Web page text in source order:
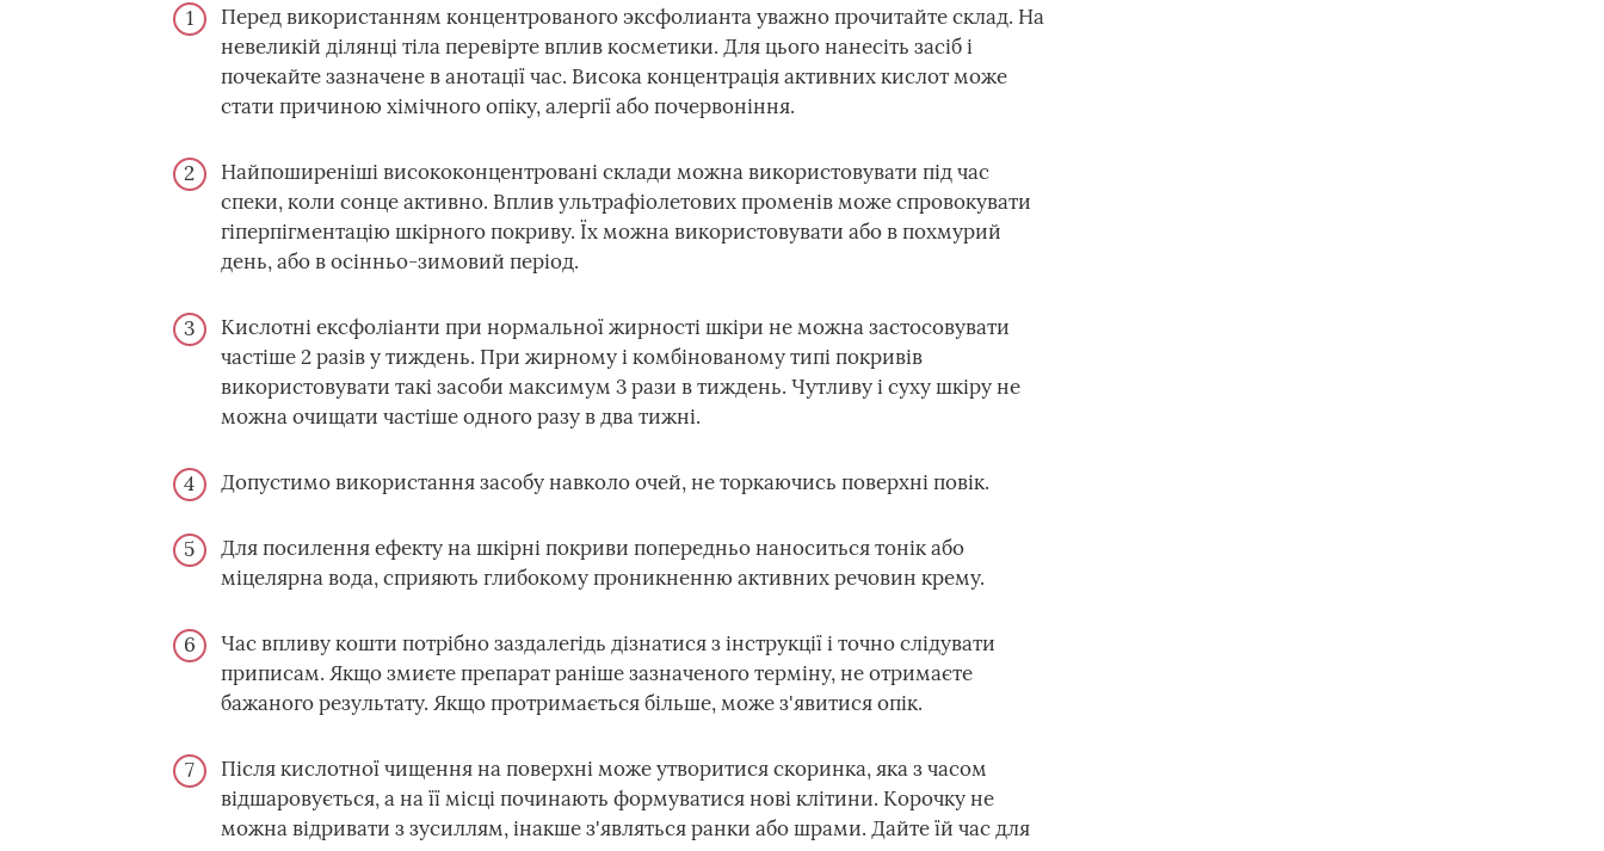
Перед використанням концентрованого эксфолианта уважно прочитайте склад. На
невеликій ділянці тіла перевірте вплив косметики. Для цього нанесіть засіб і
почекайте зазначене в анотації час. Висока концентрація активних кислот може
стати причиною хімічного опіку, алергії або почервоніння.
Найпоширеніші висококонцентровані склади можна використовувати під час
спеки, коли сонце активно. Вплив ультрафіолетових променів може спровокувати
гіперпігментацію шкірного покриву. Їх можна використовувати або в похмурий
день, або в осінньо-зимовий період.
Кислотні ексфоліанти при нормальної жирності шкіри не можна застосовувати
частіше 2 разів у тиждень. При жирному і комбінованому типі покривів
використовувати такі засоби максимум 3 рази в тиждень. Чутливу і суху шкіру не
можна очищати частіше одного разу в два тижні.
Допустимо використання засобу навколо очей, не торкаючись поверхні повік.
Для посилення ефекту на шкірні покриви попередньо наноситься тонік або
міцелярна вода, сприяють глибокому проникненню активних речовин крему.
Час впливу кошти потрібно заздалегідь дізнатися з інструкції і точно слідувати
приписам. Якщо змиєте препарат раніше зазначеного терміну, не отримаєте
бажаного результату. Якщо протримається більше, може з'явитися опік.
Після кислотної чищення на поверхні може утворитися скоринка, яка з часом
відшаровується, а на її місці починають формуватися нові клітини. Корочку не
можна відривати з зусиллям, інакше з'являться ранки або шрами. Дайте їй час для